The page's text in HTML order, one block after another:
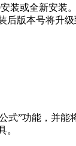
装或全新安装
版本号将升级
式”功能，并
。